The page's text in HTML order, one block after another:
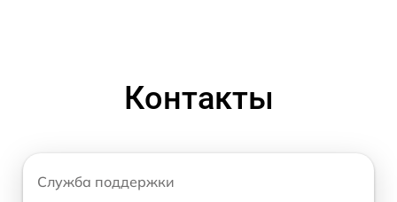
Контакты
Служба поддержки